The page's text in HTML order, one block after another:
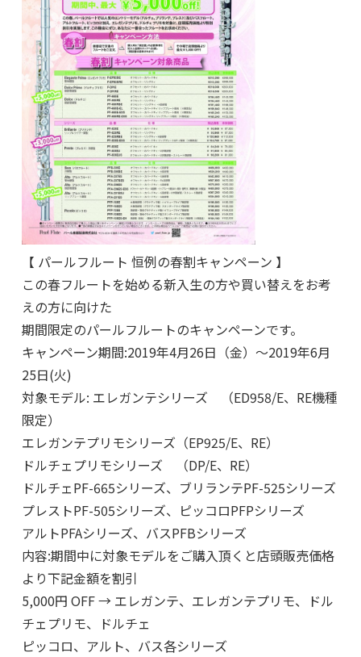
【 パールフルート 恒例の春割キャンペーン 】
この春フルートを始める新入生の方や買い替えをお考
えの方に向けた
期間限定のパールフルートのキャンペーンです。
キャンペーン期間:2019年4月26日（金）～2019年6月
25日(火)
対象モデル: エレガンテシリーズ （ED958/E、RE機種
限定）
エレガンテプリモシリーズ（EP925/E、RE）
ドルチェプリモシリーズ （DP/E、RE）
ドルチェPF-665シリーズ、ブリランテPF-525シリーズ
プレストPF-505シリーズ、ピッコロPFPシリーズ
アルトPFAシリーズ、バスPFBシリーズ
内容:期間中に対象モデルをご購入頂くと店頭販売価格
より下記金額を割引
5,000円 OFF → エレガンテ、エレガンテプリモ、ドル
チェプリモ、ドルチェ
ピッコロ、アルト、バス各シリーズ